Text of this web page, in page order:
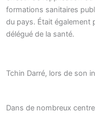
formations sanitaires
du pays. Était également
délégué de la santé.
Tchin Darré, lors de son
Dans de nombreux